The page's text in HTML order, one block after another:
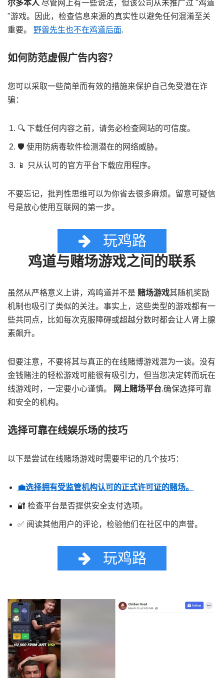
尔多本人 尽管网上有一些说法，但该公司从未推广过 "鸡道
"游戏。因此，检查信息来源的真实性以避免任何混淆至关
重要。 野兽先生也不在鸡道后面.
如何防范虚假广告内容？
您可以采取一些简单而有效的措施来保护自己免受潜在诈
骗：
🔍 下载任何内容之前，请务必检查网站的可信度。
🛡️ 使用防病毒软件检测潜在的网络威胁。
📱 只从认可的官方平台下载应用程序。
不要忘记，批判性思维可以为你省去很多麻烦。留意可疑信
号是放心使用互联网的第一步。
玩鸡路
鸡道与赌场游戏之间的联系
虽然从严格意义上讲，鸡鸣道并不是 赌场游戏其随机奖励
机制也吸引了类似的关注。事实上，这些类型的游戏都有一
些共同点，比如每次克服障碍或超越分数时都会让人肾上腺
素飙升。
但要注意，不要将其与真正的在线赌博游戏混为一谈。没有
金钱赌注的轻松游戏可能很有吸引力，但当您决定转而玩在
线游戏时，一定要小心谨慎。
网上赌场平台.确保选择可靠
和安全的机构。
选择可靠在线娱乐场的技巧
以下是尝试在线赌场游戏时需要牢记的几个技巧：
💼选择拥有受监管机构认可的正式许可证的赌场。
🔐 检查平台是否提供安全支付选项。
✅ 阅读其他用户的评论，检验他们在社区中的声誉。
玩鸡路